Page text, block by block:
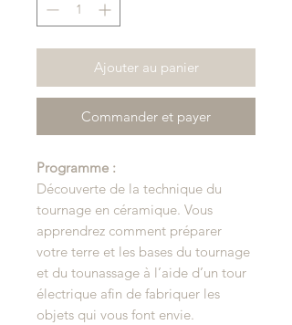
Ajouter au panier
Commander et payer
Programme :
Découverte de la technique du
tournage en céramique. Vous
apprendrez comment préparer
votre terre et les bases du tournage
et du tounassage à l’aide d’un tour
électrique afin de fabriquer les
objets qui vous font envie.